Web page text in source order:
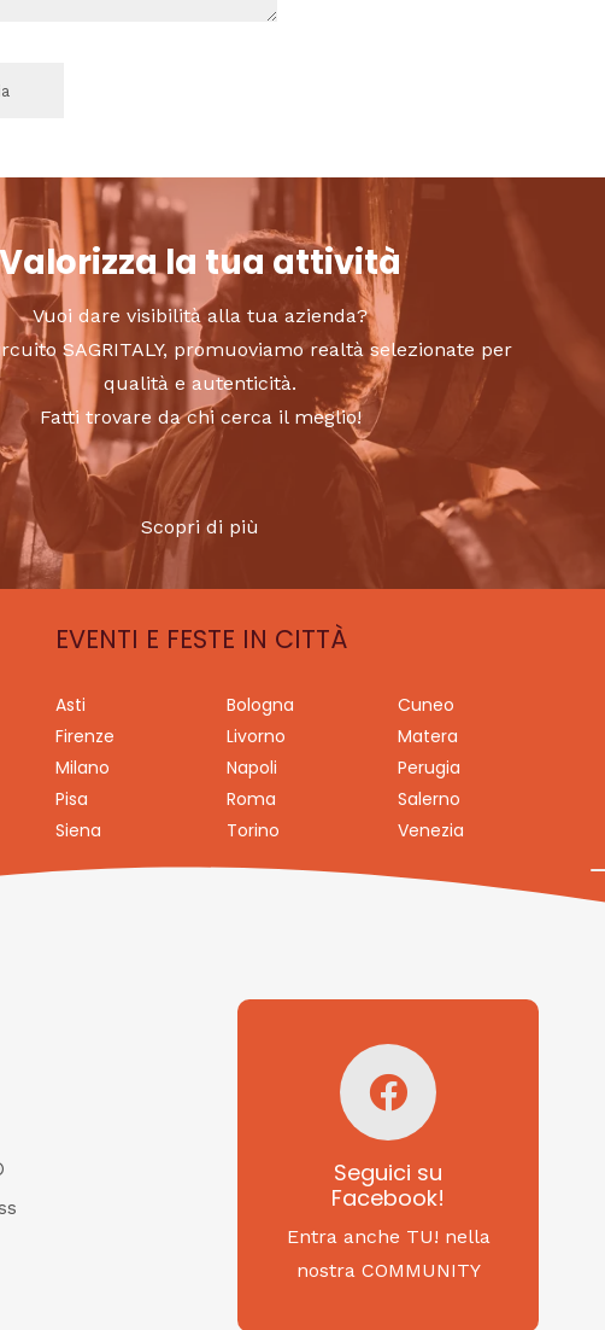
Valorizza la tua attività
Vuoi dare visibilità alla tua azienda?
SAGRITALY, promuoviamo realtà selezionate per
qualità e autenticità.
Fatti trovare da chi cerca il meglio!
Scopri di più
EVENTI E FESTE IN CITTÀ
Asti Bologna
Cuneo
Firenze
Livorno
Matera
Milano
Napoli
Perugia
Pisa
Roma
Salerno
Siena
Torino Venezia
Seguici su
Facebook!
Entra anche TU! nella
nostra COMMUNITY
Seguici su
Facebook!
SAGRITALY
Feste, cibi e tradizioni
da Nord a Sud...